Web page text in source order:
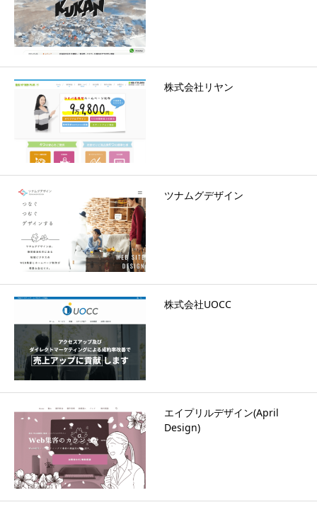
株式会社リヤン
ツナムグデザイン
株式会社UOCC
エイプリルデザイン(April
Design)